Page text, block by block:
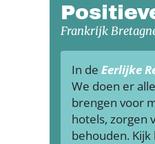
Frankrijk
In de Eerlijke
We doen er
brengen voor
hotels, zorgen
behouden.